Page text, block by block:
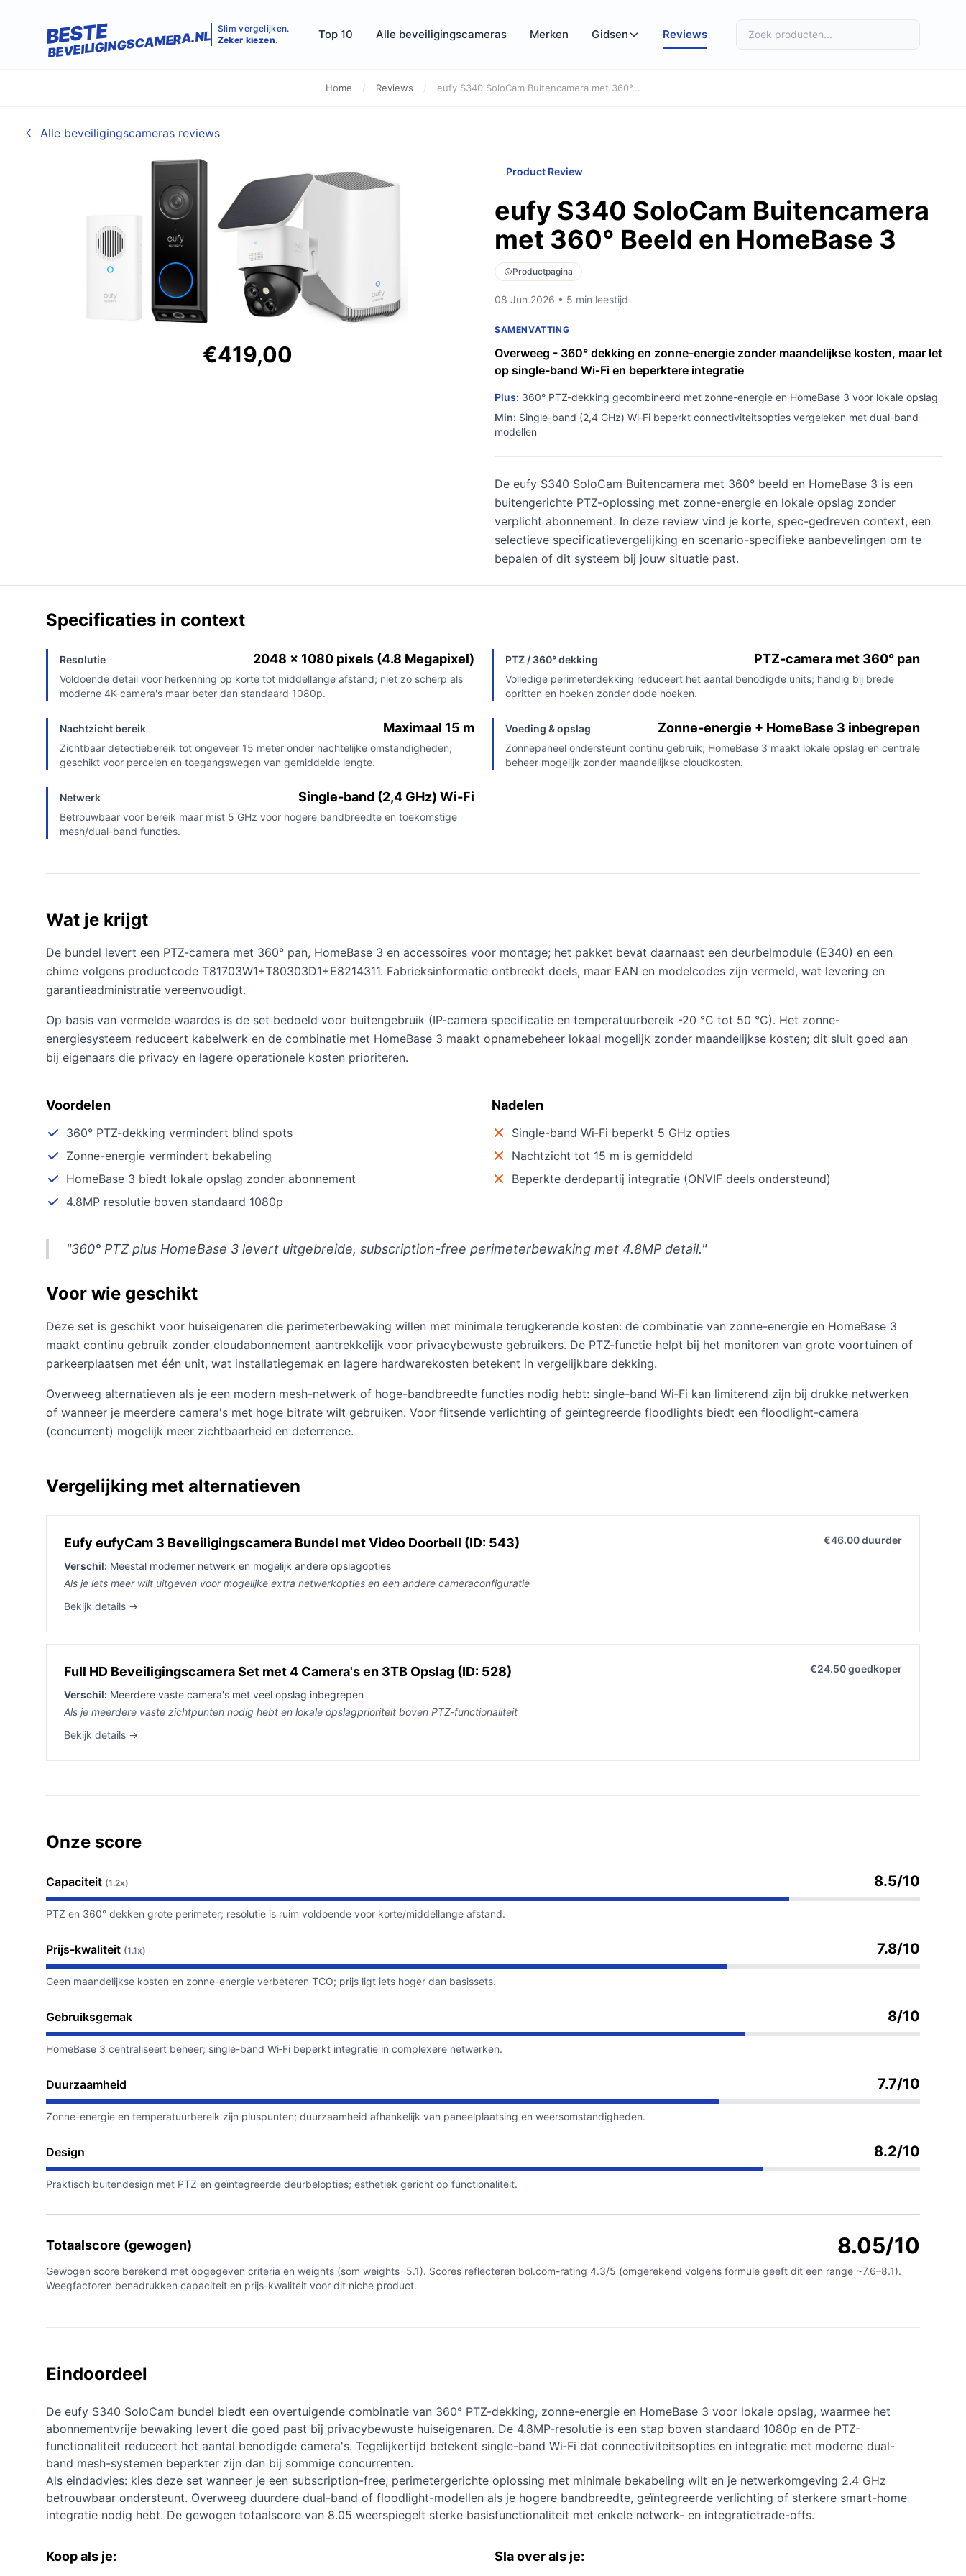
BESTE
BEVEILIGINGSCAMERA.NL Slim vergelijken.
Zeker kiezen.
Top 10 Alle beveiligingscameras Merken Gidsen Reviews
Home / Reviews / eufy S340 SoloCam Buitencamera met 360°...
Alle beveiligingscameras reviews
€419,00
Product Review
eufy S340 SoloCam Buitencamera
met 360° Beeld en HomeBase 3
Productpagina
08 Jun 2026 • 5 min leestijd
SAMENVATTING
Overweeg - 360° dekking en zonne-energie zonder maandelijkse kosten, maar let
op single-band Wi‑Fi en beperktere integratie
Plus: 360° PTZ-dekking gecombineerd met zonne-energie en HomeBase 3 voor lokale opslag
Min: Single-band (2,4 GHz) Wi‑Fi beperkt connectiviteitsopties vergeleken met dual-band
modellen
De eufy S340 SoloCam Buitencamera met 360° beeld en HomeBase 3 is een
buitengerichte PTZ-oplossing met zonne-energie en lokale opslag zonder
verplicht abonnement. In deze review vind je korte, spec-gedreven context, een
selectieve specificatievergelijking en scenario-specifieke aanbevelingen om te
bepalen of dit systeem bij jouw situatie past.
Specificaties in context
Resolutie 2048 x 1080 pixels (4.8 Megapixel)
Voldoende detail voor herkenning op korte tot middellange afstand; niet zo scherp als
moderne 4K-camera's maar beter dan standaard 1080p.
PTZ / 360° dekking PTZ-camera met 360° pan
Volledige perimeterdekking reduceert het aantal benodigde units; handig bij brede
opritten en hoeken zonder dode hoeken.
Nachtzicht bereik Maximaal 15 m
Zichtbaar detectiebereik tot ongeveer 15 meter onder nachtelijke omstandigheden;
geschikt voor percelen en toegangswegen van gemiddelde lengte.
Voeding & opslag Zonne-energie + HomeBase 3 inbegrepen
Zonnepaneel ondersteunt continu gebruik; HomeBase 3 maakt lokale opslag en centrale
beheer mogelijk zonder maandelijkse cloudkosten.
Netwerk Single-band (2,4 GHz) Wi‑Fi
Betrouwbaar voor bereik maar mist 5 GHz voor hogere bandbreedte en toekomstige
mesh/dual-band functies.
Wat je krijgt
De bundel levert een PTZ-camera met 360° pan, HomeBase 3 en accessoires voor montage; het pakket bevat daarnaast een deurbelmodule (E340) en een
chime volgens productcode T81703W1+T80303D1+E8214311. Fabrieksinformatie ontbreekt deels, maar EAN en modelcodes zijn vermeld, wat levering en
garantieadministratie vereenvoudigt.
Op basis van vermelde waardes is de set bedoeld voor buitengebruik (IP-camera specificatie en temperatuurbereik -20 °C tot 50 °C). Het zonne-
energiesysteem reduceert kabelwerk en de combinatie met HomeBase 3 maakt opnamebeheer lokaal mogelijk zonder maandelijkse kosten; dit sluit goed aan
bij eigenaars die privacy en lagere operationele kosten prioriteren.
Voordelen
360° PTZ-dekking vermindert blind spots
Zonne-energie vermindert bekabeling
HomeBase 3 biedt lokale opslag zonder abonnement
4.8MP resolutie boven standaard 1080p
Nadelen
Single-band Wi‑Fi beperkt 5 GHz opties
Nachtzicht tot 15 m is gemiddeld
Beperkte derdepartij integratie (ONVIF deels ondersteund)
"360° PTZ plus HomeBase 3 levert uitgebreide, subscription-free perimeterbewaking met 4.8MP detail."
Voor wie geschikt
Deze set is geschikt voor huiseigenaren die perimeterbewaking willen met minimale terugkerende kosten: de combinatie van zonne-energie en HomeBase 3
maakt continu gebruik zonder cloudabonnement aantrekkelijk voor privacybewuste gebruikers. De PTZ-functie helpt bij het monitoren van grote voortuinen of
parkeerplaatsen met één unit, wat installatiegemak en lagere hardwarekosten betekent in vergelijkbare dekking.
Overweeg alternatieven als je een modern mesh-netwerk of hoge-bandbreedte functies nodig hebt: single-band Wi‑Fi kan limiterend zijn bij drukke netwerken
of wanneer je meerdere camera's met hoge bitrate wilt gebruiken. Voor flitsende verlichting of geïntegreerde floodlights biedt een floodlight-camera
(concurrent) mogelijk meer zichtbaarheid en deterrence.
Vergelijking met alternatieven
Eufy eufyCam 3 Beveiligingscamera Bundel met Video Doorbell (ID: 543) €46.00 duurder
Verschil: Meestal moderner netwerk en mogelijk andere opslagopties
Als je iets meer wilt uitgeven voor mogelijke extra netwerkopties en een andere cameraconfiguratie
Bekijk details →
Full HD Beveiligingscamera Set met 4 Camera's en 3TB Opslag (ID: 528) €24.50 goedkoper
Verschil: Meerdere vaste camera's met veel opslag inbegrepen
Als je meerdere vaste zichtpunten nodig hebt en lokale opslagprioriteit boven PTZ-functionaliteit
Bekijk details →
Onze score
Capaciteit (1.2x) 8.5/10
PTZ en 360° dekken grote perimeter; resolutie is ruim voldoende voor korte/middellange afstand.
Prijs-kwaliteit (1.1x) 7.8/10
Geen maandelijkse kosten en zonne-energie verbeteren TCO; prijs ligt iets hoger dan basissets.
Gebruiksgemak 8/10
HomeBase 3 centraliseert beheer; single-band Wi‑Fi beperkt integratie in complexere netwerken.
Duurzaamheid 7.7/10
Zonne-energie en temperatuurbereik zijn pluspunten; duurzaamheid afhankelijk van paneelplaatsing en weersomstandigheden.
Design 8.2/10
Praktisch buitendesign met PTZ en geïntegreerde deurbelopties; esthetiek gericht op functionaliteit.
Totaalscore (gewogen) 8.05/10
Gewogen score berekend met opgegeven criteria en weights (som weights=5.1). Scores reflecteren bol.com-rating 4.3/5 (omgerekend volgens formule geeft dit een range ~7.6–8.1).
Weegfactoren benadrukken capaciteit en prijs-kwaliteit voor dit niche product.
Eindoordeel
De eufy S340 SoloCam bundel biedt een overtuigende combinatie van 360° PTZ-dekking, zonne-energie en HomeBase 3 voor lokale opslag, waarmee het
abonnementvrije bewaking levert die goed past bij privacybewuste huiseigenaren. De 4.8MP-resolutie is een stap boven standaard 1080p en de PTZ-
functionaliteit reduceert het aantal benodigde camera's. Tegelijkertijd betekent single-band Wi‑Fi dat connectiviteitsopties en integratie met moderne dual-
band mesh-systemen beperkter zijn dan bij sommige concurrenten.
Als eindadvies: kies deze set wanneer je een subscription-free, perimetergerichte oplossing met minimale bekabeling wilt en je netwerkomgeving 2.4 GHz
betrouwbaar ondersteunt. Overweeg duurdere dual-band of floodlight-modellen als je hogere bandbreedte, geïntegreerde verlichting of sterkere smart-home
integratie nodig hebt. De gewogen totaalscore van 8.05 weerspiegelt sterke basisfunctionaliteit met enkele netwerk- en integratietrade-offs.
Koop als je: Sla over als je: